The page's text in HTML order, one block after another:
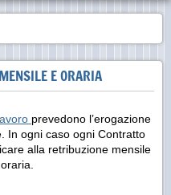
E ORARIA
prevedono l’erogazione
In ogni caso ogni Contratto
alla retribuzione mensile